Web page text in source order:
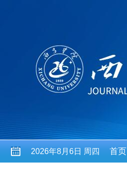
2026年8月6日 周四 首页